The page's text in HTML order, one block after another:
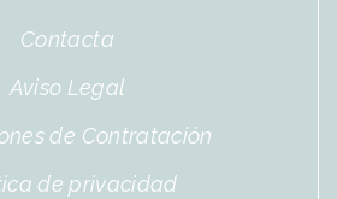
Contacta
Aviso Legal
de Contratación
de privacidad